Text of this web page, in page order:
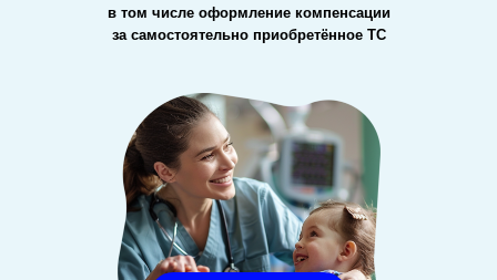
в том числе оформление компенсации
за самостоятельно приобретённое ТС